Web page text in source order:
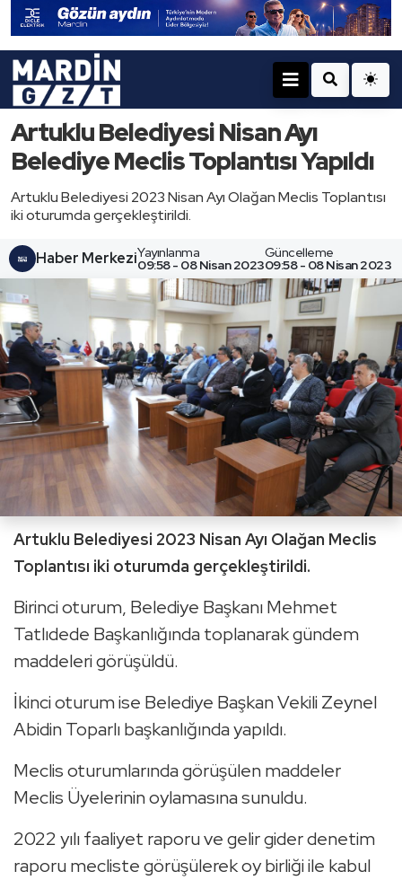
Artuklu Belediyesi Nisan Ayı
Belediye Meclis Toplantısı Yapıldı
Artuklu Belediyesi 2023 Nisan Ayı Olağan Meclis Toplantısı
iki oturumda gerçekleştirildi.
Haber MerkeziYayınlanma
09:58 - 08 Nisan 2023
Güncelleme
09:58 - 08 Nisan 2023
Artuklu Belediyesi 2023 Nisan Ayı Olağan Meclis
Toplantısı iki oturumda gerçekleştirildi.
Birinci oturum, Belediye Başkanı Mehmet
Tatlıdede Başkanlığında toplanarak gündem
maddeleri görüşüldü.
İkinci oturum ise Belediye Başkan Vekili Zeynel
Abidin Toparlı başkanlığında yapıldı.
Meclis oturumlarında görüşülen maddeler
Meclis Üyelerinin oylamasına sunuldu.
2022 yılı faaliyet raporu ve gelir gider denetim
raporu mecliste görüşülerek oy birliği ile kabul